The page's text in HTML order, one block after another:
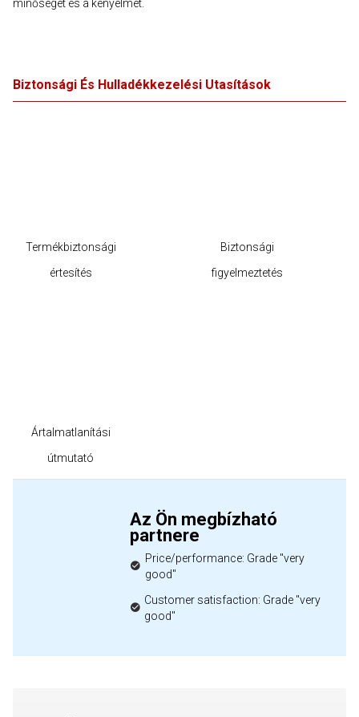
minőséget és a kényelmet.
Biztonsági És Hulladékkezelési Utasítások
Termékbiztonsági
értesítés
Biztonsági
figyelmeztetés
Ártalmatlanítási
útmutató
Az Ön megbízható
partnere
Price/performance: Grade "very
good"
Customer satisfaction: Grade "very
good"